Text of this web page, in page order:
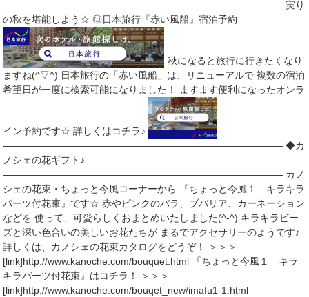
――――――――――――――――――――――――――――― 実り
の秋を堪能しよう☆ ◎日本旅行『赤い風船』宿泊予約
秋になると旅行に行きたくなり
ますね(^▽^) 日本旅行の「赤い風船」は、リニューアルで 複数の宿泊
希望日が一度に検索可能になりました！ ますます便利になったオンラ
イン予約です☆ 詳しくはコチラ♪
――――――――――――――――――――――――――――― ◆カ
ノシェの花ギフト♪
――――――――――――――――――――――――――――― カノ
シェの花束・ちょっと今風コーナーから 『ちょっと今風１ キラキラ
パーツ付花束』です☆ 赤やピンクのバラ、ブバリア、カーネーション
などを 使って、可愛らしくおまとめいたしました(^-^) キラキラビー
ズと深い色合いの美しいお花たちが まるでアクセサリーのようです♪
詳しくは、カノシェの花束カタログをどうぞ！ ＞＞＞
[link]http://www.kanoche.com/bouquet.html 『ちょっと今風１ キラ
キラパーツ付花束』はコチラ！ ＞＞＞
[link]http://www.kanoche.com/bouqet_new/imafu1-1.html